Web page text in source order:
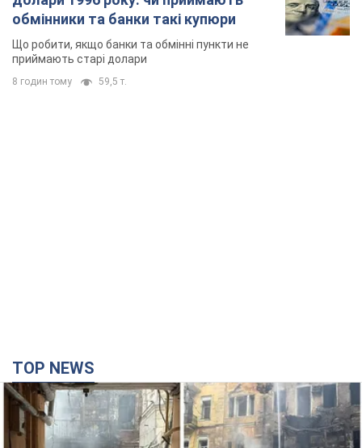
TOP NEWS
Для терору ворог застосував ракети та дрони
годину тому 26,9 т.
Нардепи взяли гроші з бюджету на оренду